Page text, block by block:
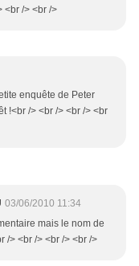
<br /> <br />
enquête de Peter
!<br /> <br /> <br /> <br
03/06/2010 11:34
mais le nom de
/> <br /> <br /> <br />